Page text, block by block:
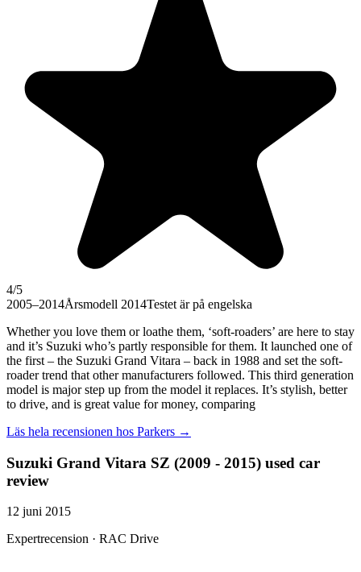
4/5
2005–2014Årsmodell 2014Testet är på engelska
Whether you love them or loathe them, ‘soft-roaders’ are here to stay
and it’s Suzuki who’s partly responsible for them. It launched one of
the first – the Suzuki Grand Vitara – back in 1988 and set the soft-
roader trend that other manufacturers followed. This third generation
model is major step up from the model it replaces. It’s stylish, better
to drive, and is great value for money, comparing
Läs hela recensionen hos Parkers →
Suzuki Grand Vitara SZ (2009 - 2015) used car
review
12 juni 2015
Expertrecension · RAC Drive